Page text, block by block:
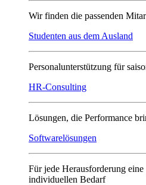
Wir finden die passenden
Studenten aus dem Ausland
Personalunterstützung für
HR-Consulting
Lösungen, die Performance
Softwarelösungen
Für jede Herausforderung
individuellen Bedarf